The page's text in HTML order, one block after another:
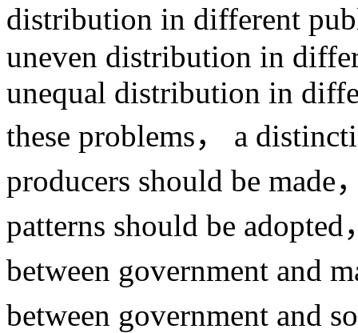
distribution in different
uneven distribution in
unequal distribution in
these problems， a
producers should be
patterns should be
between government and
between government and